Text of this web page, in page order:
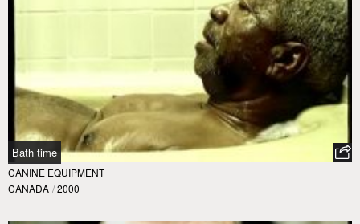
Bath time
CANINE EQUIPMENT
CANADA / 2000